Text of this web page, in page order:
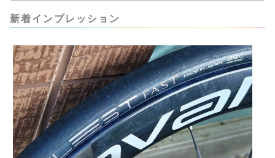
ましたが、ギリギリまで攻めてますのでピストン
内部の汚れをさらに掃除できると思います。前作
の...
新着インプレッション